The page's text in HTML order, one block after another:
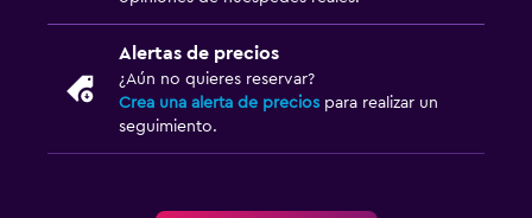
Alertas de precios
¿Aún no quieres reservar?
Crea una alerta de precios para realizar un
seguimiento.